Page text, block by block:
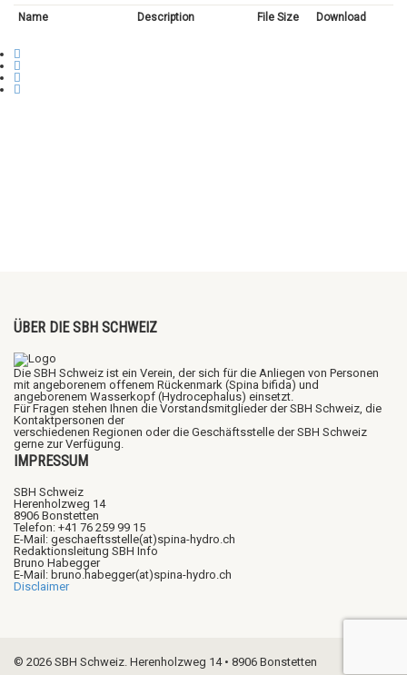
Name Description File Size Download
ÜBER DIE SBH SCHWEIZ
Die SBH Schweiz ist ein Verein, der sich für die Anliegen von Personen
mit angeborenem offenem Rückenmark (Spina bifida) und
angeborenem Wasserkopf (Hydrocephalus) einsetzt.
Für Fragen stehen Ihnen die Vorstandsmitglieder der SBH Schweiz, die
Kontaktpersonen der
verschiedenen Regionen oder die Geschäftsstelle der SBH Schweiz
gerne zur Verfügung.
IMPRESSUM
SBH Schweiz
Herenholzweg 14
8906 Bonstetten
Telefon: +41 76 259 99 15
E-Mail: geschaeftsstelle(at)spina-hydro.ch
Redaktionsleitung SBH Info
Bruno Habegger
E-Mail: bruno.habegger(at)spina-hydro.ch
Disclaimer
© 2026 SBH Schweiz. Herenholzweg 14 • 8906 Bonstetten